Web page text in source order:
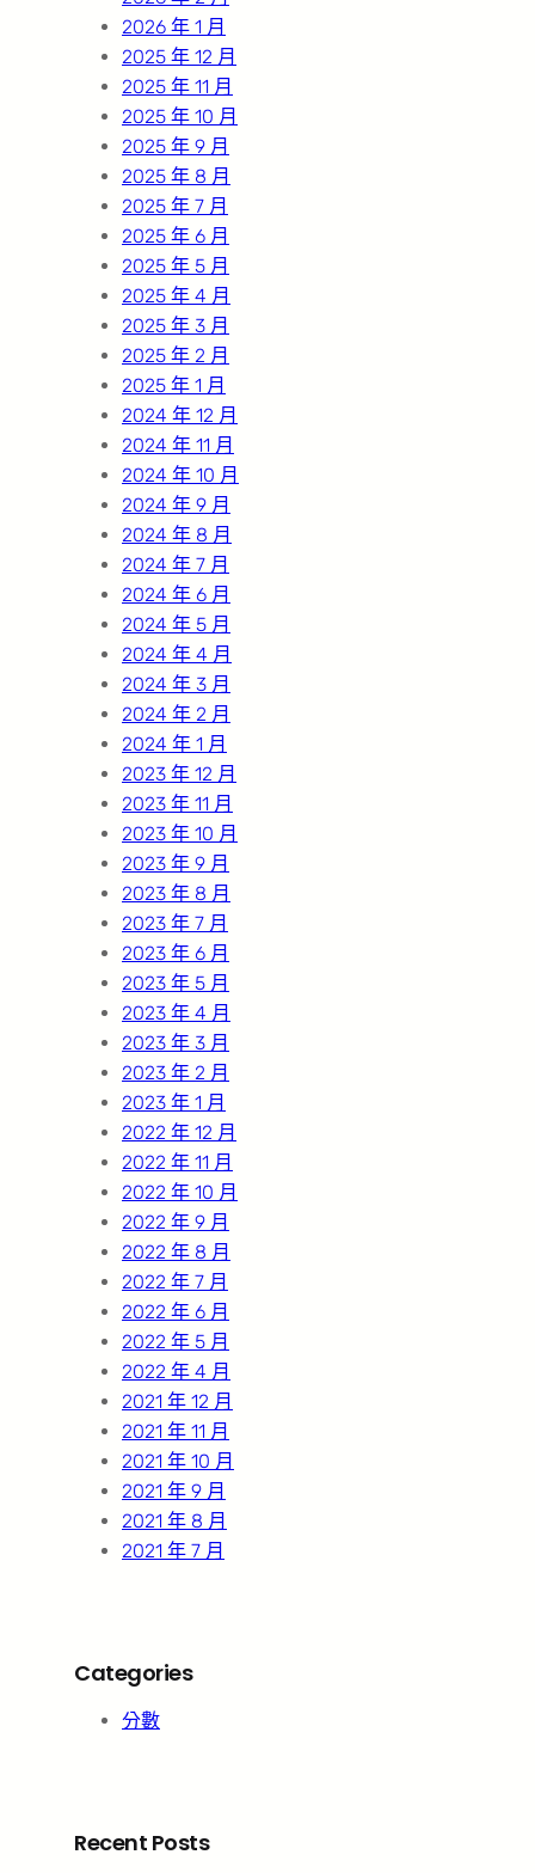
2026 年 1 月
2025 年 12 月
2025 年 11 月
2025 年 10 月
2025 年 9 月
2025 年 8 月
2025 年 7 月
2025 年 6 月
2025 年 5 月
2025 年 4 月
2025 年 3 月
2025 年 2 月
2025 年 1 月
2024 年 12 月
2024 年 11 月
2024 年 10 月
2024 年 9 月
2024 年 8 月
2024 年 7 月
2024 年 6 月
2024 年 5 月
2024 年 4 月
2024 年 3 月
2024 年 2 月
2024 年 1 月
2023 年 12 月
2023 年 11 月
2023 年 10 月
2023 年 9 月
2023 年 8 月
2023 年 7 月
2023 年 6 月
2023 年 5 月
2023 年 4 月
2023 年 3 月
2023 年 2 月
2023 年 1 月
2022 年 12 月
2022 年 11 月
2022 年 10 月
2022 年 9 月
2022 年 8 月
2022 年 7 月
2022 年 6 月
2022 年 5 月
2022 年 4 月
2021 年 12 月
2021 年 11 月
2021 年 10 月
2021 年 9 月
2021 年 8 月
2021 年 7 月
Categories
分數
Recent Posts